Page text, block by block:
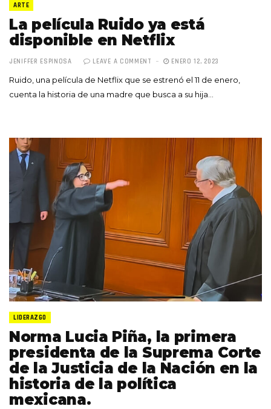
ARTE
La película Ruido ya está
disponible en Netflix
JENIFFER ESPINOSA LEAVE A COMMENT ENERO 12, 2023
Ruido, una película de Netflix que se estrenó el 11 de enero,
cuenta la historia de una madre que busca a su hija…
LIDERAZGO
Norma Lucia Piña, la primera
presidenta de la Suprema Corte
de la Justicia de la Nación en la
historia de la política
mexicana.